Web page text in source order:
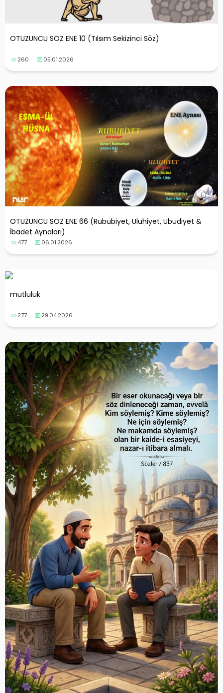
OTUZUNCU SÖZ ENE 10 (Tılsım Sekizinci Söz)
260 05.01.2026
OTUZUNCU SÖZ ENE 66 (Rububiyet, Uluhiyet, Ubudiyet &
İbadet Aynaları)
477 06.01.2026
mutluluk
277 29.04.2026